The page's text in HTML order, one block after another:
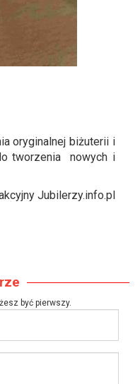
oryginalnej biżuterii i
tworzenia nowych i
Jubilerzy.info.pl
być pierwszy.